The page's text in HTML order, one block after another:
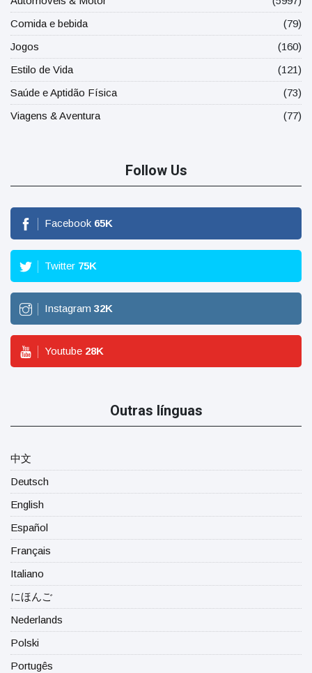
Comida e bebida
(79)
Jogos
(160)
Estilo de Vida
(121)
Saúde e Aptidão Física
(73)
Viagens & Aventura
(77)
Follow Us
Facebook 65K
Twitter 75K
Instagram 32K
Youtube 28K
Outras línguas
中文
Deutsch
English
Español
Français
Italiano
にほんご
Nederlands
Polski
Portugês